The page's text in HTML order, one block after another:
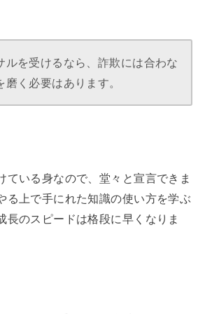
ルを受けるなら、詐欺には合わな
く必要はあります。
ている身なので、堂々と宣言できま
る上で手にれた知識の使い方を学ぶ
長のスピードは格段に早くなりま